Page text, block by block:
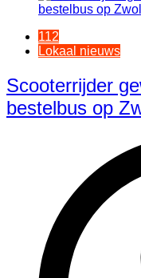
112
Lokaal nieuws
Scooterrijder
bestelbus op